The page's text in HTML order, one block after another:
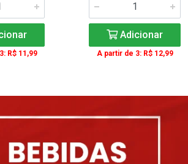
R$ 11,99
Adicionar
A partir de 3: R$ 12,99